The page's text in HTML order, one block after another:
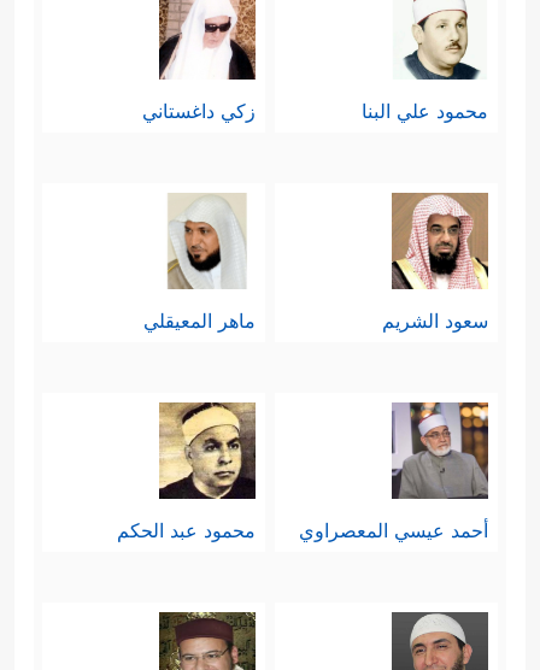
محمود علي البنا زكي داغستاني
سعود الشريم ماهر المعيقلي
أحمد عيسي المعصراوي محمود عبد الحكم